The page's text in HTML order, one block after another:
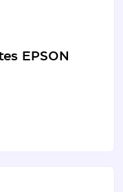
EPSON